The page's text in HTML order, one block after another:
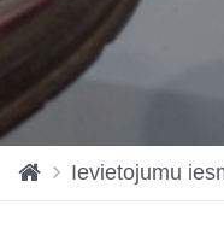
H
Ievietojumu